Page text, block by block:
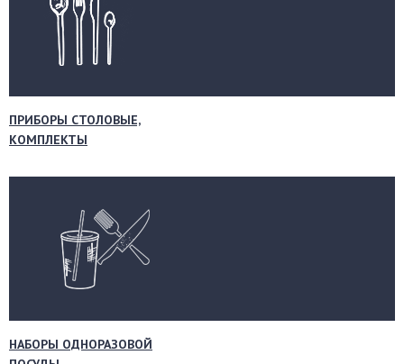
ПРИБОРЫ СТОЛОВЫЕ,
КОМПЛЕКТЫ
НАБОРЫ ОДНОРАЗОВОЙ